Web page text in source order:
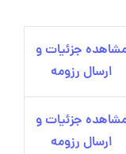
جزئیات و
ارسال رزومه
جزئیات و
ارسال رزومه